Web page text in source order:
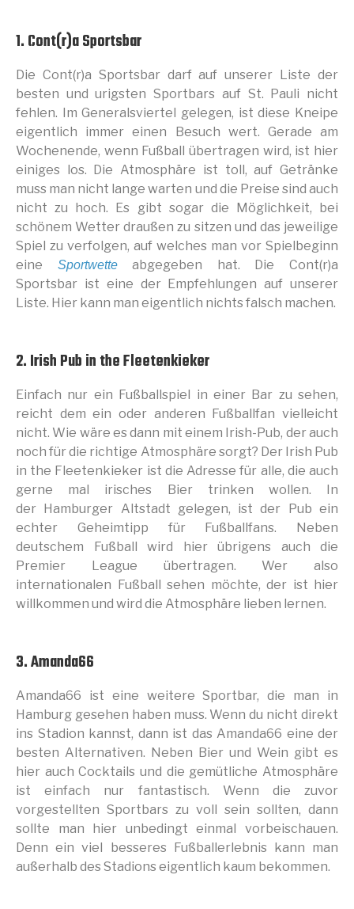
1. Cont(r)a Sportsbar
Die Cont(r)a Sportsbar darf auf unserer Liste der
besten und urigsten Sportbars auf St. Pauli nicht
fehlen. Im Generalsviertel gelegen, ist diese Kneipe
eigentlich immer einen Besuch wert. Gerade am
Wochenende, wenn Fußball übertragen wird, ist hier
einiges los. Die Atmosphäre ist toll, auf Getränke
muss man nicht lange warten und die Preise sind auch
nicht zu hoch. Es gibt sogar die Möglichkeit, bei
schönem Wetter draußen zu sitzen und das jeweilige
Spiel zu verfolgen, auf welches man vor Spielbeginn
eine Sportwetteabgegeben hat. Die Cont(r)a
Sportsbar ist eine der Empfehlungen auf unserer
Liste. Hier kann man eigentlich nichts falsch machen.
2. Irish Pub in the Fleetenkieker
Einfach nur ein Fußballspiel in einer Bar zu sehen,
reicht dem ein oder anderen Fußballfan vielleicht
nicht. Wie wäre es dann mit einem Irish-Pub, der auch
noch für die richtige Atmosphäre sorgt? Der Irish Pub
in the Fleetenkieker ist die Adresse für alle, die auch
gerne mal irisches Bier trinken wollen. In
der Hamburger Altstadt gelegen, ist der Pub ein
echter Geheimtipp für Fußballfans. Neben
deutschem Fußball wird hier übrigens auch die
Premier League übertragen. Wer also
internationalen Fußball sehen möchte, der ist hier
willkommen und wird die Atmosphäre lieben lernen.
3. Amanda66
Amanda66 ist eine weitere Sportbar, die man in
Hamburg gesehen haben muss. Wenn du nicht direkt
ins Stadion kannst, dann ist das Amanda66 eine der
besten Alternativen. Neben Bier und Wein gibt es
hier auch Cocktails und die gemütliche Atmosphäre
ist einfach nur fantastisch. Wenn die zuvor
vorgestellten Sportbars zu voll sein sollten, dann
sollte man hier unbedingt einmal vorbeischauen.
Denn ein viel besseres Fußballerlebnis kann man
außerhalb des Stadions eigentlich kaum bekommen.